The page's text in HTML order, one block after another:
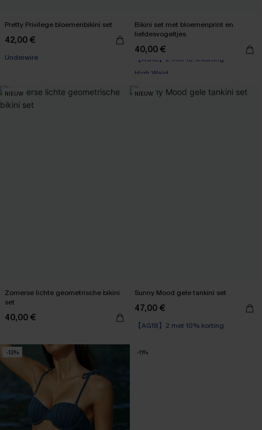
Pretty Privilege bloemenbikini set
42,00 €
Underwire
Bikini set met bloemenprint en
liefdesvogeltjes
40,00 €
【AG18】2 met 10% korting
NIEUW
Zomerse lichte geometrische bikini
set
40,00 €
NIEUW
Sunny Mood gele tankini set
47,00 €
【AG18】2 met 10% korting
-12% -11%